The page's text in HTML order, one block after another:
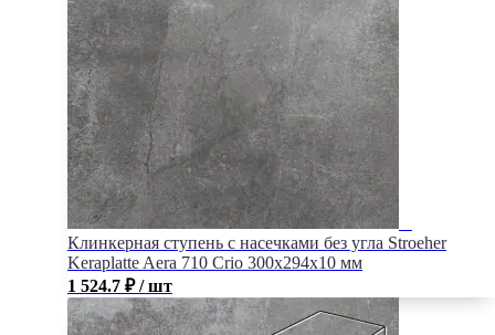
Клинкерная ступень с насечками без угла Stroeher
Keraplatte Aera 710 Crio 300x294x10 мм
1 524.7 ₽ / шт